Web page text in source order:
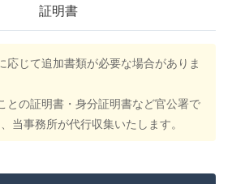
証明書
応じて追加書類が必要な場合がありま
との証明書・身分証明書など官公署で
当事務所が代行収集いたします。